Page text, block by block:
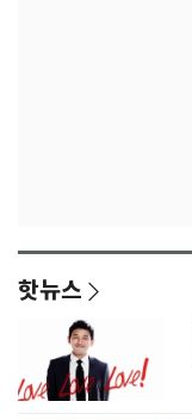
핫뉴스